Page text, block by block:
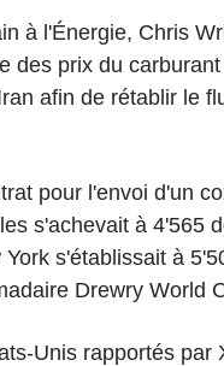
à l'Énergie, Chris
des prix du
afin de rétablir le
pour l'envoi d'un
s'achevait à 4'565
s'établissait à
Drewry World
Unis rapportés par